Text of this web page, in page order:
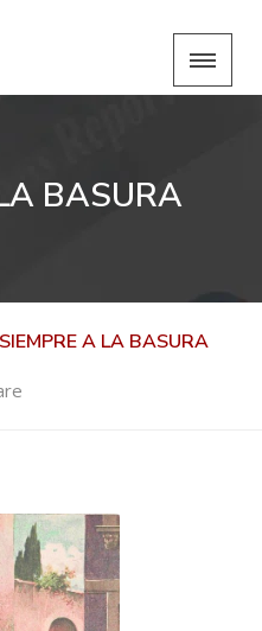
BASURA
SIEMPRE A LA BASURA